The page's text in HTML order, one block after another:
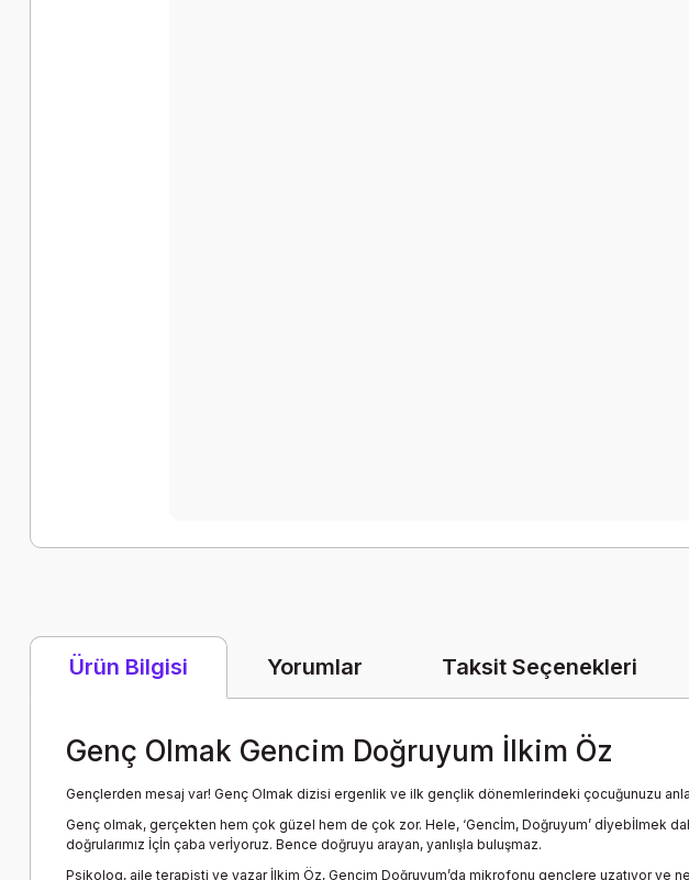
Ürün Bilgisi Yorumlar Taksit Seçenekleri
Genç Olmak Gencim Doğruyum İlkim Öz
Gençlerden mesaj var! Genç Olmak dizisi ergenlik ve ilk gençlik dönemlerindeki çocuğunuzu
Genç olmak, gerçekten hem çok güzel hem de çok zor. Hele, ‘Gencİm, Doğruyum’ dİyebİlmek
doğrularımız İçİn çaba verİyoruz. Bence doğruyu arayan, yanlışla buluşmaz.
Psikolog, aile terapisti ve yazar İlkim Öz, Gencim Doğruyum’da mikrofonu gençlere uzatıyor ve